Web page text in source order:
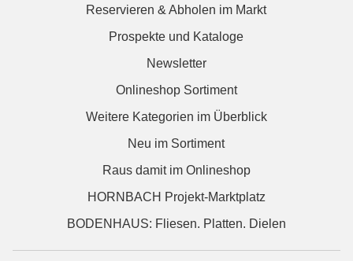
Reservieren & Abholen im Markt
Prospekte und Kataloge
Newsletter
Onlineshop Sortiment
Weitere Kategorien im Überblick
Neu im Sortiment
Raus damit im Onlineshop
HORNBACH Projekt-Marktplatz
BODENHAUS: Fliesen. Platten. Dielen